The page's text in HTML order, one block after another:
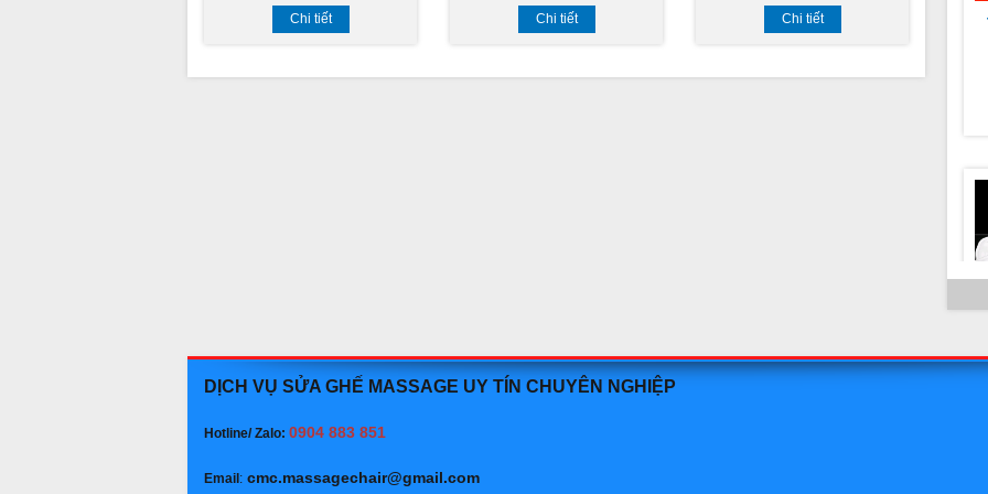
Chi tiết Chi tiết Chi tiết
DỊCH VỤ SỬA GHẾ MASSAGE UY TÍN CHUYÊN NGHIỆP
Hotline/ Zalo: 0904 883 851
Email : cmc.massagechair@gmail.com